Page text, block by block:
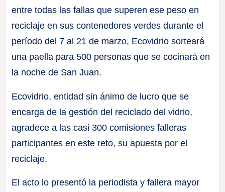
entre todas las fallas que superen ese peso en
reciclaje en sus contenedores verdes durante el
período del 7 al 21 de marzo, Ecovidrio sorteará
una paella para 500 personas que se cocinará en
la noche de San Juan.
Ecovidrio, entidad sin ánimo de lucro que se
encarga de la gestión del reciclado del vidrio,
agradece a las casi 300 comisiones falleras
participantes en este reto, su apuesta por el
reciclaje.
El acto lo presentó la periodista y fallera mayor